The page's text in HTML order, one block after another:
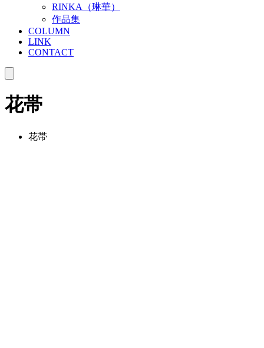
RINKA（琳華）
作品集
COLUMN
LINK
CONTACT
花帯
花帯